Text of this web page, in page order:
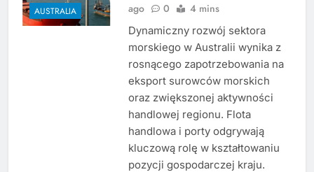
AUSTRALIA
ago
0 4 mins
Dynamiczny rozwój sektora
morskiego w Australii wynika z
rosnącego zapotrzebowania na
eksport surowców morskich
oraz zwiększonej aktywności
handlowej regionu. Flota
handlowa i porty odgrywają
kluczową rolę w kształtowaniu
pozycji gospodarczej kraju.